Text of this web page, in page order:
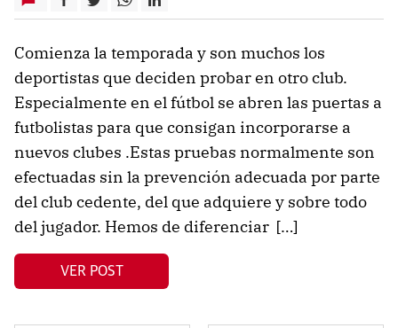
Comienza la temporada y son muchos los
deportistas que deciden probar en otro club.
Especialmente en el fútbol se abren las puertas a
futbolistas para que consigan incorporarse a
nuevos clubes .Estas pruebas normalmente son
efectuadas sin la prevención adecuada por parte
del club cedente, del que adquiere y sobre todo
del jugador. Hemos de diferenciar […]
VER POST